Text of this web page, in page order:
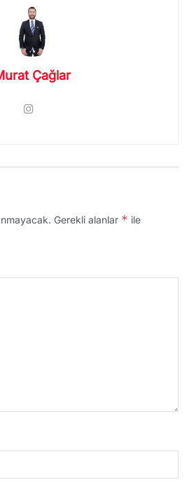
Çağlar
Gerekli alanlar * ile